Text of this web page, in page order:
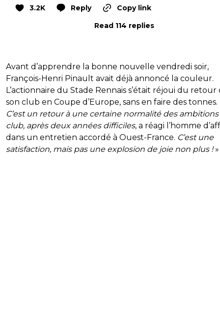
3.2K Reply
Copy link
Read 114 replies
Avant d’apprendre la bonne nouvelle vendredi soir,
François-Henri Pinault avait déjà annoncé la couleur.
L’actionnaire du Stade Rennais s’était réjoui du retour
son club en Coupe d’Europe, sans en faire des tonnes.
C’est un retour à une certaine normalité des
club, après deux années difficiles, a réagi l’homme
dans un entretien accordé à Ouest-France. C’est une
satisfaction, mais pas une explosion de joie non plus !»